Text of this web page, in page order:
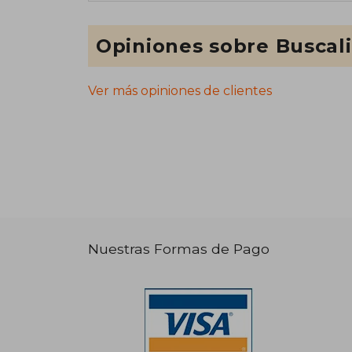
Opiniones sobre
Ver más opiniones de clientes
Nuestras Formas de Pago